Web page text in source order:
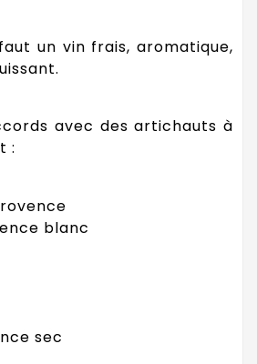
un vin frais, aromatique,
avec des artichauts à
:
blanc
sec